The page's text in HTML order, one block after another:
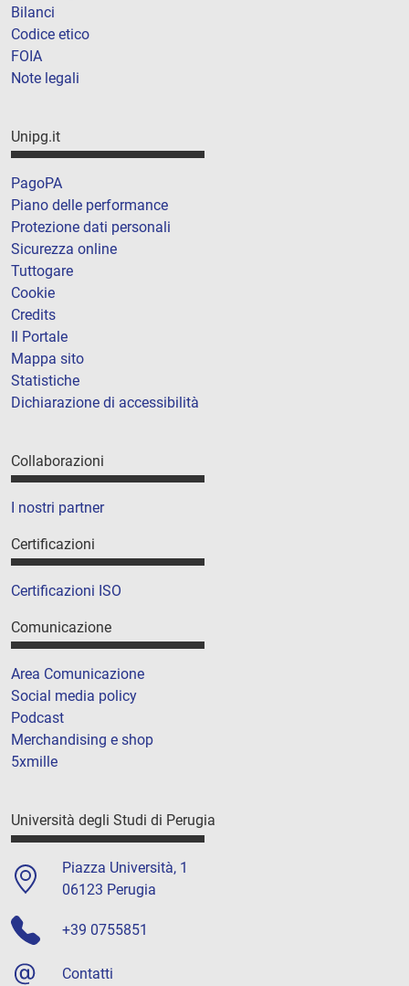
Bilanci
Codice etico
FOIA
Note legali
Unipg.it
PagoPA
Piano delle performance
Protezione dati personali
Sicurezza online
Tuttogare
Cookie
Credits
Il Portale
Mappa sito
Statistiche
Dichiarazione di accessibilità
Collaborazioni
I nostri partner
Certificazioni
Certificazioni ISO
Comunicazione
Area Comunicazione
Social media policy
Podcast
Merchandising e shop
5xmille
Università degli Studi di Perugia
Piazza Università, 1
06123 Perugia
+39 0755851
Contatti